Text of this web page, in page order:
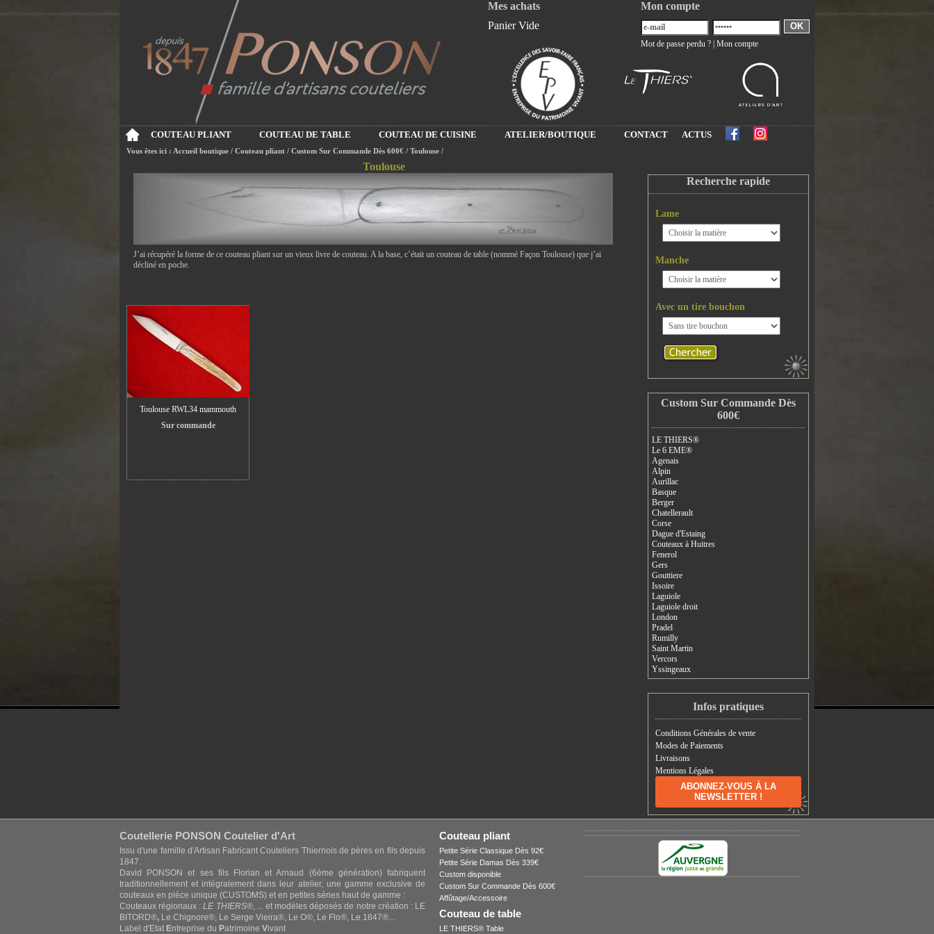
Mes achats
Panier Vide
Mon compte
OK
Mot de passe perdu ? Mon compte
COUTEAU PLIANT COUTEAU DE TABLE COUTEAU DE CUISINE ATELIER/BOUTIQUE CONTACT ACTUS
Vous êtes ici : Accueil boutique / Couteau pliant / Custom Sur Commande Dès 600€ / Toulouse /
Toulouse
J’ai récupéré la forme de ce couteau pliant sur un vieux livre de couteau. A la base, c’était un couteau de table (nommé Façon Toulouse) que j’ai
décliné en poche.
Toulouse RWL34 mammouth
Sur commande
Recherche rapide
Lame
Manche
Avec un tire bouchon
Custom Sur Commande Dès
600€
LE THIERS®
Le 6 EME®
Agenais
Alpin
Aurillac
Basque
Berger
Chatellerault
Corse
Dague d'Estaing
Couteaux à Huitres
Fenerol
Gers
Gouttiere
Issoire
Laguiole
Laguiole droit
London
Pradel
Rumilly
Saint Martin
Vercors
Yssingeaux
Infos pratiques
Conditions Générales de vente
Modes de Paiements
Livraisons
Mentions Légales
ABONNEZ-VOUS À LA
NEWSLETTER !
Coutellerie PONSON Coutelier d'Art
Issu d'une famille d'Artisan Fabricant Couteliers Thiernois de pères en fils depuis
1847.
David PONSON et ses fils Florian et Arnaud (6ème génération) fabriquent
traditionnellement et intégralement dans leur atelier, une gamme exclusive de
couteaux en pièce unique (CUSTOMS) et en petites séries haut de gamme :
Couteaux régionaux :LE THIERS®, ... et modèles déposés de notre création : LE
BITORD®, Le Chignore®, Le Serge Vieira®, Le O®, Le Flo®, Le 1847®...
Label d'Etat Entreprise du Patrimoine Vivant
Couteau pliant
Petite Série Classique Dès 92€
Petite Série Damas Dès 339€
Custom disponible
Custom Sur Commande Dès 600€
Affûtage/Accessoire
Couteau de table
LE THIERS® Table